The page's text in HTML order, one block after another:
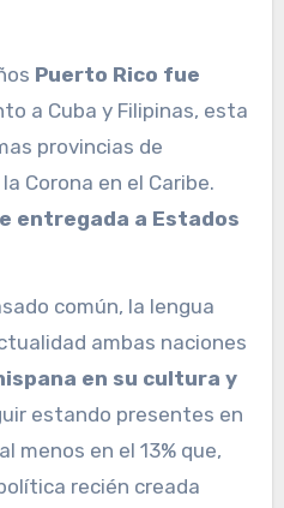
Puerto Rico fue
a Cuba y Filipinas, esta
provincias de
Corona en el Caribe.
entregada a Estados
común, la lengua
ambas naciones
en su cultura y
estando presentes en
menos en el 13% que,
recién creada